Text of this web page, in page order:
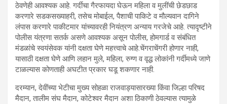
ठेवणेही आवश्यक आहे. गर्दीचा गैरफायदा घेऊन महिला व मुलींची छेडछाड
करणारे सडकसख्याहरी, तसेच मोबाईल, पैशाची पाकिटे व मौल्यवान दागिने
लंपास करणारे पाकीटमार यांच्यावरही नियंत्रण अन्याय गरजेचे आहे. त्यादृष्टीने
पोलीस यंत्रणा सतर्क असणे आवश्यक असून पोलीस, होमगार्ड व संबंधित
मंडळांचे स्वयंसेवक यांनी दक्षता घेणे महत्त्वाचे आहे.चेंगराचेंगरी होणार नाही,
यासाठी दक्षता घेणे आणि लहान मुले, महिला, रुग्ण व वृद्ध लोकांनी गर्दीमध्ये जाणे
टाळल्यास कोणताही अघटीत प्रकार घडू शकणार नाही.
दरम्यान, देवींच्या भेटीचा मुख्य सोहळा राजवाड्यासारख्या किंवा जिल्हा परिषद
मैदान, तालीम संघ मैदान, कोटेश्वर मैदान अशा ठिकाणी ठेवल्यास त्यामुळे